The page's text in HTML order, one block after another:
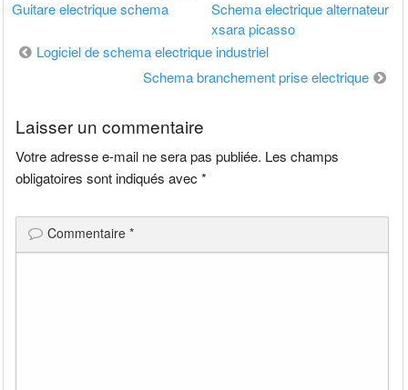
Guitare electrique schema
Schema electrique alternateur
xsara picasso
Navigation
Logiciel de schema electrique industriel
Schema branchement prise electrique
Laisser un commentaire
Votre adresse e-mail ne sera pas publiée. Les champs
obligatoires sont indiqués avec*
Commentaire*